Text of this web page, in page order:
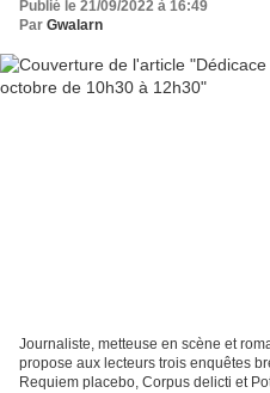
Publié le 21/09/2022 à 16:49
Par Gwalarn
Journaliste, metteuse en scène et
propose aux lecteurs trois enquêtes
Requiem placebo, Corpus delicti et